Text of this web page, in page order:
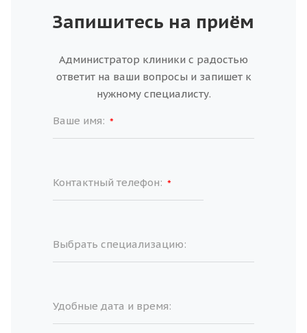
Запишитесь на приём
Администратор клиники с радостью
ответит на ваши вопросы и запишет к
нужному специалисту.
Ваше имя: *
Контактный телефон: *
Выбрать специализацию:
Удобные дата и время: